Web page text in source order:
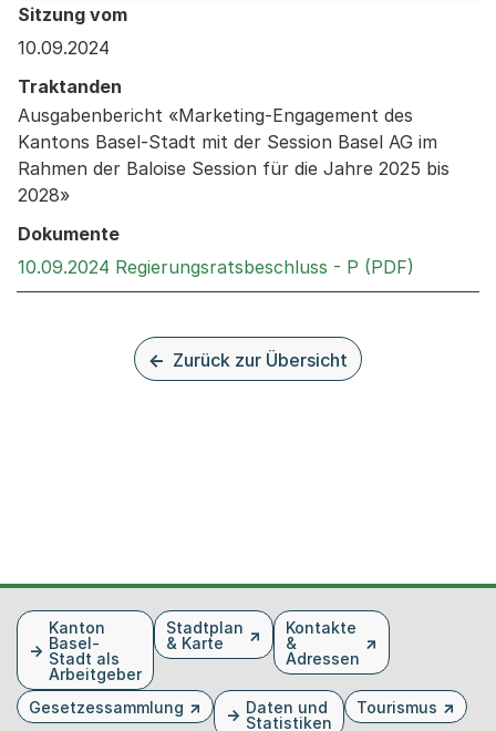
Behandelt an den folgenden Sitzungen: Informationen
Sitzung vom
10.09.2024
Traktanden
Ausgabenbericht «Marketing-Engagement des
Kantons Basel-Stadt mit der Session Basel AG im
Rahmen der Baloise Session für die Jahre 2025 bis
2028»
Dokumente
10.09.2024 Regierungsratsbeschluss - P (PDF)
Zurück zur Übersicht
FusszeileKanton
Basel-
Stadt als
Arbeitgeber
Stadtplan
& Karte
Kontakte
&
Adressen
Gesetzessammlung
Daten und
Statistiken
Tourismus